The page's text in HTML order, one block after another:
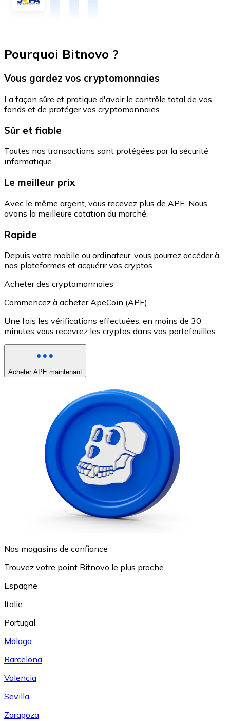
Pourquoi Bitnovo ?
Vous gardez vos cryptomonnaies
La façon sûre et pratique d'avoir le contrôle total de vos
fonds et de protéger vos cryptomonnaies.
Sûr et fiable
Toutes nos transactions sont protégées par la sécurité
informatique.
Le meilleur prix
Avec le même argent, vous recevez plus de APE. Nous
avons la meilleure cotation du marché.
Rapide
Depuis votre mobile ou ordinateur, vous pourrez accéder à
nos plateformes et acquérir vos cryptos.
Acheter des cryptomonnaies
Commencez à acheter ApeCoin (APE)
Une fois les vérifications effectuées, en moins de 30
minutes vous recevrez les cryptos dans vos portefeuilles.
Acheter APE maintenant
Nos magasins de confiance
Trouvez votre point Bitnovo le plus proche
Espagne
Italie
Portugal
Málaga
Barcelona
Valencia
Sevilla
Zaragoza